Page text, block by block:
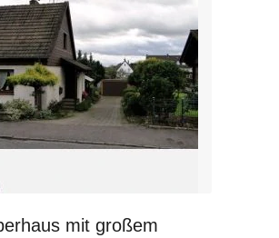
mit großem